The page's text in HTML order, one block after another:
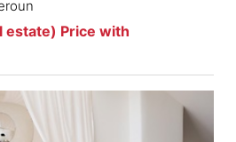
estate) Price with